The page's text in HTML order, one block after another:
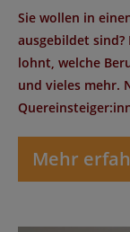
Sie wollen in
ausgebildet sind?
lohnt, welche
und vieles mehr.
Mehr